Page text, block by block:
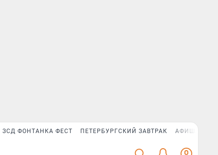
ЗСД ФОНТАНКА ФЕСТ ПЕТЕРБУРГСКИЙ ЗАВТРАК АФИША PLUS